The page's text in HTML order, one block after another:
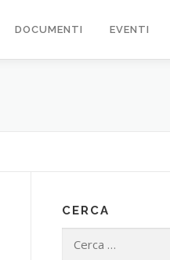
DOCUMENTI EVENTI
CERCA
Ricerca per: